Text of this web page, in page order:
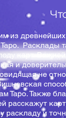
из
карт.
и
не
Таро. Также
расскажут
раскладу и